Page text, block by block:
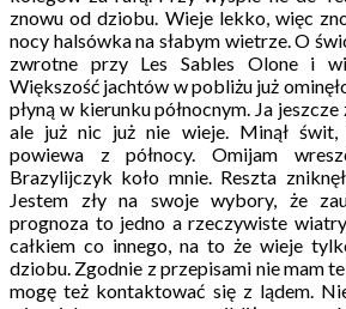
znowu od dziobu. Wieje lekko, więc
nocy halsówka na słabym wietrze. O
zwrotne przy Les Sables Olone i
Większość jachtów w pobliżu już
płyną w kierunku północnym. Ja
ale już nic już nie wieje. Minął świt,
powiewa z północy. Omijam
Brazylijczyk koło mnie. Reszta
Jestem zły na swoje wybory, że
prognoza to jedno a rzeczywiste
całkiem co innego, na to że wieje
dziobu. Zgodnie z przepisami nie mam
mogę też kontaktować się z lądem.